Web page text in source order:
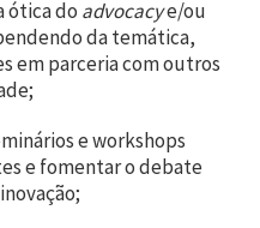
ótica do advocacye/ou
da temática,
em parceria com outros
e workshops
e fomentar o debate